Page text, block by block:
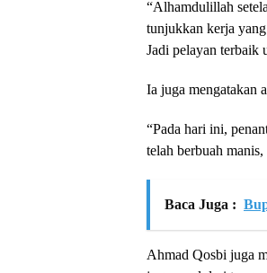
“Alhamdulillah
tunjukkan kerja
Jadi pelayan terbaik
Ia juga mengatakan
“Pada hari ini,
telah berbuah
Baca Juga :
Ahmad Qosbi juga